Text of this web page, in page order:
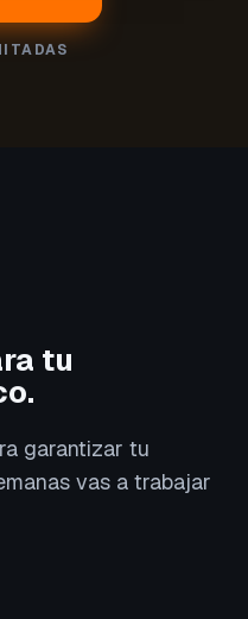
tu
garantizar tu
vas a trabajar